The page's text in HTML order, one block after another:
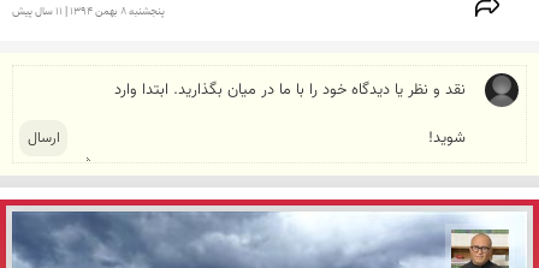
پنجشنبه 8 بهمن 1394 | 11 سال پیش
مازیار ذاکری